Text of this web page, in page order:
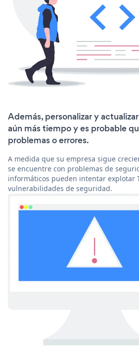
Además, personalizar y
aún más tiempo y es probable
problemas o errores.
A medida que su empresa sigue
se encuentre con problemas de
informáticos pueden intentar explotar
vulnerabilidades de seguridad.